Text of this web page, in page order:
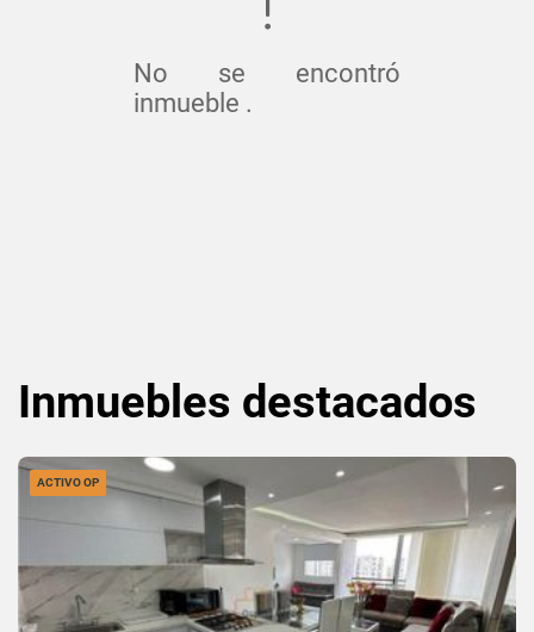
No se encontró
inmueble .
Inmuebles destacados
ACTIVO OP